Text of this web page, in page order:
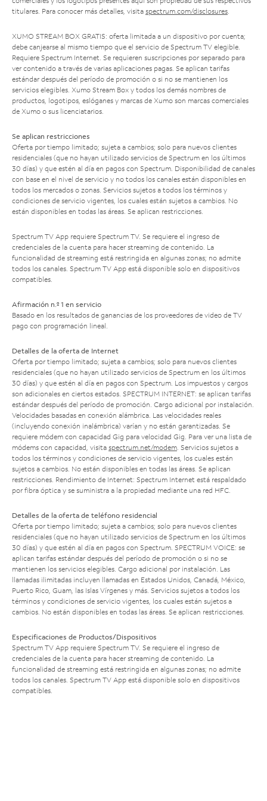
titulares. Para conocer más detalles, visita spectrum.com/disclosures.
XUMO STREAM BOX GRATIS: oferta limitada a un dispositivo por cuenta;
debe canjearse al mismo tiempo que el servicio de Spectrum TV elegible.
Requiere Spectrum Internet. Se requieren suscripciones por separado para
ver contenido a través de varias aplicaciones pagas. Se aplican tarifas
estándar después del período de promoción o si no se mantienen los
servicios elegibles. Xumo Stream Box y todos los demás nombres de
productos, logotipos, eslóganes y marcas de Xumo son marcas comerciales
de Xumo o sus licenciatarios.
Se aplican restricciones
Oferta por tiempo limitado; sujeta a cambios; solo para nuevos clientes
residenciales (que no hayan utilizado servicios de Spectrum en los últimos
30 días) y que estén al día en pagos con Spectrum. Disponibilidad de canales
con base en el nivel de servicio y no todos los canales están disponibles en
todos los mercados o zonas. Servicios sujetos a todos los términos y
condiciones de servicio vigentes, los cuales están sujetos a cambios. No
están disponibles en todas las áreas. Se aplican restricciones.
Spectrum TV App requiere Spectrum TV. Se requiere el ingreso de
credenciales de la cuenta para hacer streaming de contenido. La
funcionalidad de streaming está restringida en algunas zonas; no admite
todos los canales. Spectrum TV App está disponible solo en dispositivos
compatibles.
Afirmación n.º 1 en servicio
Basado en los resultados de ganancias de los proveedores de video de TV
pago con programación lineal.
Detalles de la oferta de Internet
Oferta por tiempo limitado; sujeta a cambios; solo para nuevos clientes
residenciales (que no hayan utilizado servicios de Spectrum en los últimos
30 días) y que estén al día en pagos con Spectrum. Los impuestos y cargos
son adicionales en ciertos estados. SPECTRUM INTERNET: se aplican tarifas
estándar después del período de promoción. Cargo adicional por instalación.
Velocidades basadas en conexión alámbrica. Las velocidades reales
(incluyendo conexión inalámbrica) varían y no están garantizadas. Se
requiere módem con capacidad Gig para velocidad Gig. Para ver una lista de
módems con capacidad, visita spectrum.net/modem. Servicios sujetos a
todos los términos y condiciones de servicio vigentes, los cuales están
sujetos a cambios. No están disponibles en todas las áreas. Se aplican
restricciones. Rendimiento de Internet: Spectrum Internet está respaldado
por fibra óptica y se suministra a la propiedad mediante una red HFC.
Detalles de la oferta de teléfono residencial
Oferta por tiempo limitado; sujeta a cambios; solo para nuevos clientes
residenciales (que no hayan utilizado servicios de Spectrum en los últimos
30 días) y que estén al día en pagos con Spectrum. SPECTRUM VOICE: se
aplican tarifas estándar después del período de promoción o si no se
mantienen los servicios elegibles. Cargo adicional por instalación. Las
llamadas ilimitadas incluyen llamadas en Estados Unidos, Canadá, México,
Puerto Rico, Guam, las Islas Vírgenes y más. Servicios sujetos a todos los
términos y condiciones de servicio vigentes, los cuales están sujetos a
cambios. No están disponibles en todas las áreas. Se aplican restricciones.
Especificaciones de Productos/Dispositivos
Spectrum TV App requiere Spectrum TV. Se requiere el ingreso de
credenciales de la cuenta para hacer streaming de contenido. La
funcionalidad de streaming está restringida en algunas zonas; no admite
todos los canales. Spectrum TV App está disponible solo en dispositivos
compatibles.